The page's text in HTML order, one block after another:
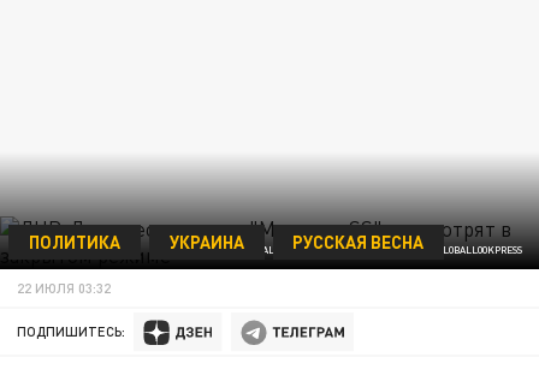
MYKHAYLO PALINCHAK/KEYSTONE PRESS AGENCY/GLOBALLOOKPRESS
ПОЛИТИКА УКРАИНА РУССКАЯ ВЕСНА
22 ИЮЛЯ 03:32
ПОДПИШИТЕСЬ: